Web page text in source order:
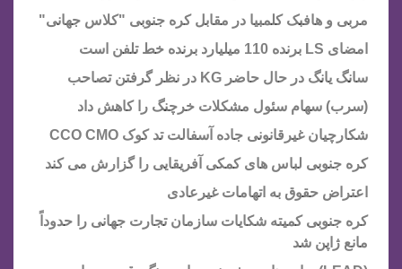
مربی و هافبک کلمبیا در مقابل کره جنوبی "کلاس جهانی"
امضای LS برنده 110 میلیارد برنده خط تلفن است
سانگ یانگ در حال حاضر KG در نظر گرفتن تصاحب
(سرب) سهام سئول مشکلات خرچنگ را کاهش داد
شکارچیان غیرقانونی جاده آسفالت تد کوک CCO CMO
کره جنوبی لباس های کمکی آفریقایی را گزارش می کند
اعتراض حقوق به اتهامات غیرعادی
کره جنوبی کمیته شکایات سازمان تجارت جهانی را حدوداً
مانع ژاپن شد